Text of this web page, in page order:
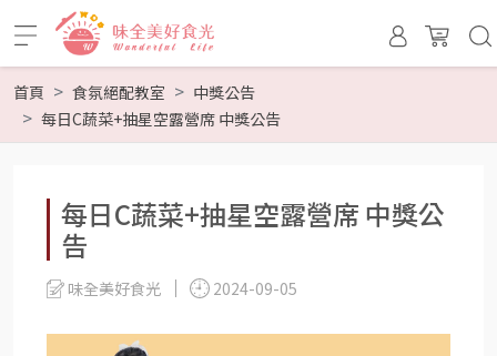
首頁 食氛絕配教室
中獎公告
每日C蔬菜+抽星空露營席 中獎公告
每日C蔬菜+抽星空露營席 中獎公
告
味全美好食光 2024-09-05